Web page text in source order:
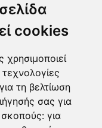
cookies
τη βελτίωση
σας για
για
Services
|Δήλωση